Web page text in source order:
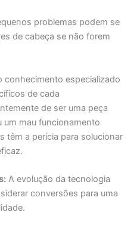
problemas podem se
de cabeça se não forem
especializado
de cada
de ser uma peça
um mau funcionamento
têm a perícia para solucionar
A evolução da tecnologia
conversões para uma